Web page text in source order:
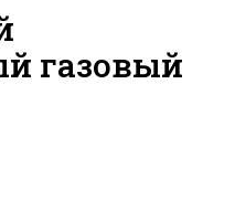
газовый